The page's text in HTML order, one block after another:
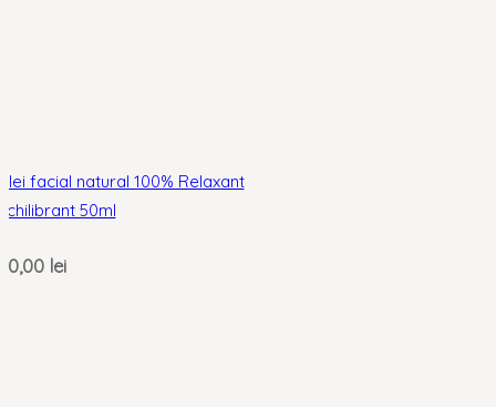
facial natural 100% Relaxant
50ml
lei